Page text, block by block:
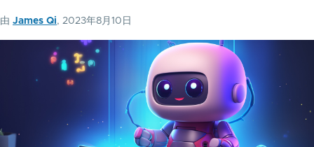
由 James Qi, 2023年8月10日